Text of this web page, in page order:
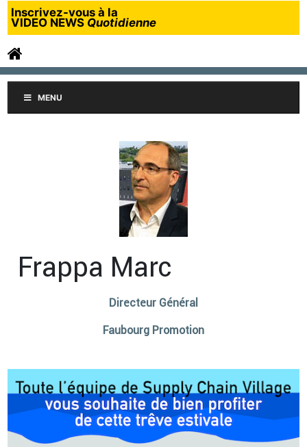
Inscrivez-vous à la
VIDEO NEWS Quotidienne
MENU
Frappa Marc
Directeur Général
Faubourg Promotion